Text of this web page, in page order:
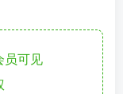
员可见